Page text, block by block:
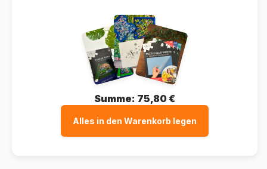
Summe: 75,80 €
Alles in den Warenkorb legen